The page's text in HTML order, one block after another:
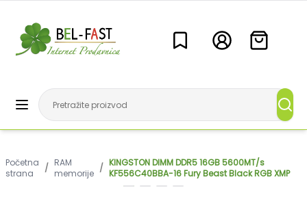
Početna
strana
/ RAM
memorije / KINGSTON DIMM DDR5 16GB 5600MT/s
KF556C40BBA-16 Fury Beast Black RGB XMP